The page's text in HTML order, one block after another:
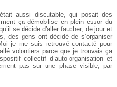
aussi discutable, qui posait des
ça démobilise en plein essor du
se décide d’aller faucher, de jour et
des gens ont décidé de s’organiser
je me suis retrouvé contacté pour
volontiers parce que je trouvais ça
collectif d’auto-organisation et
pas sur une phase visible, par